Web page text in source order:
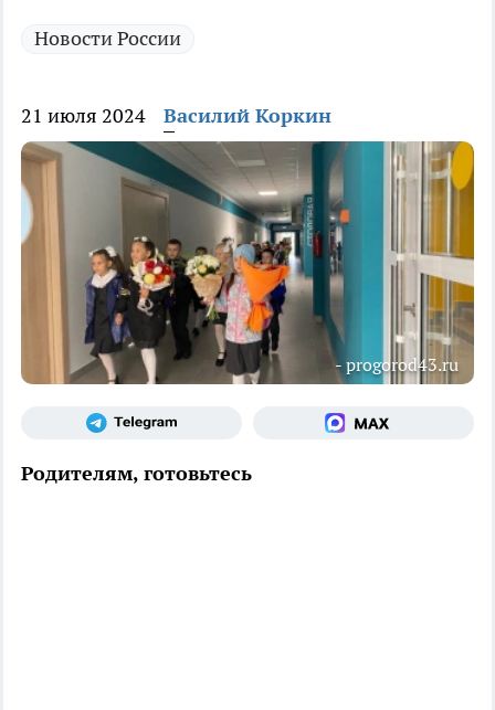
Новости России
21 июля 2024 Василий Коркин
- progorod43.ru
Родителям, готовьтесь